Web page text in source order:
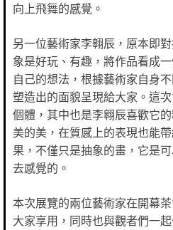
向上飛舞的感覺。
另一位藝術家李翱辰，原本即
象是好玩、有趣，將作品看成
自己的想法，根據藝術家自身
塑造出的面貌呈現給大家。這
個體，其中也是李翱辰喜歡它
美的美，在質感上的表現也能
果，不僅只是抽象的畫，它是
去感覺的。
本次展覽的兩位藝術家在開幕
大家享用，同時也與觀者們一